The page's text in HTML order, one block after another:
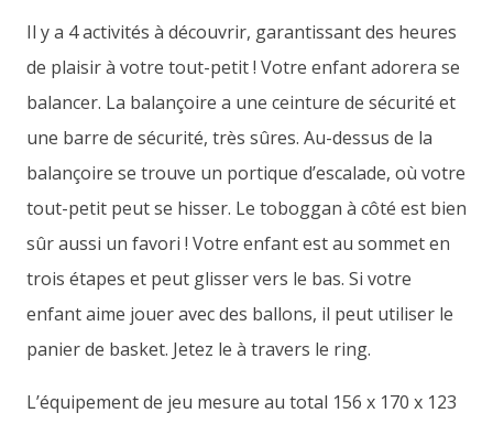
Il y a 4 activités à découvrir, garantissant des heures
de plaisir à votre tout-petit ! Votre enfant adorera se
balancer. La balançoire a une ceinture de sécurité et
une barre de sécurité, très sûres. Au-dessus de la
balançoire se trouve un portique d’escalade, où votre
tout-petit peut se hisser. Le toboggan à côté est bien
sûr aussi un favori ! Votre enfant est au sommet en
trois étapes et peut glisser vers le bas. Si votre
enfant aime jouer avec des ballons, il peut utiliser le
panier de basket. Jetez le à travers le ring.
L’équipement de jeu mesure au total 156 x 170 x 123